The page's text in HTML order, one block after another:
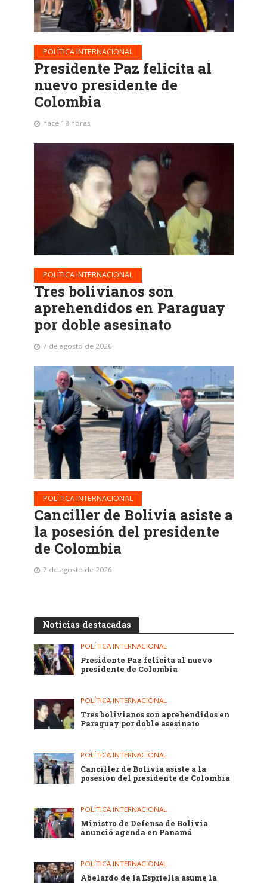
POLÍTICA INTERNACIONAL
Presidente Paz felicita al
nuevo presidente de
Colombia
hace 18 horas
POLÍTICA INTERNACIONAL
Tres bolivianos son
aprehendidos en Paraguay
por doble asesinato
7 de agosto de 2026
POLÍTICA INTERNACIONAL
Canciller de Bolivia asiste a
la posesión del presidente
de Colombia
7 de agosto de 2026
Noticias destacadas
POLÍTICA INTERNACIONAL
Presidente Paz felicita al nuevo
presidente de Colombia
POLÍTICA INTERNACIONAL
Tres bolivianos son aprehendidos en
Paraguay por doble asesinato
POLÍTICA INTERNACIONAL
Canciller de Bolivia asiste a la
posesión del presidente de Colombia
POLÍTICA INTERNACIONAL
Ministro de Defensa de Bolivia
anunció agenda en Panamá
POLÍTICA INTERNACIONAL
Abelardo de la Espriella asume la